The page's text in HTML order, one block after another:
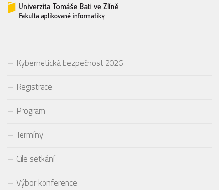
Kybernetická bezpečnost 2026
Registrace
Program
Termíny
Cíle setkání
Výbor konference